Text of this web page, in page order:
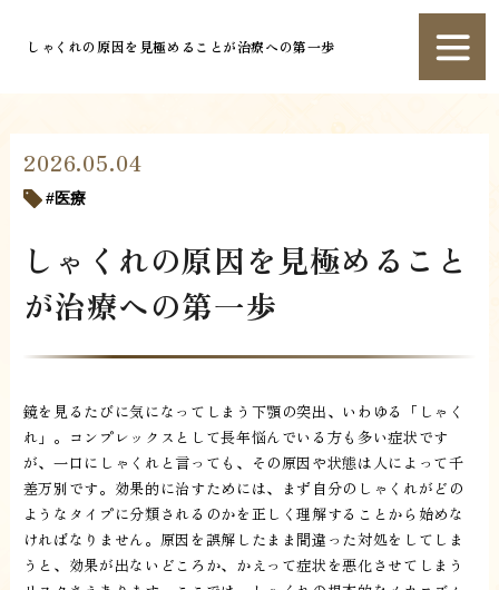
しゃくれの原因を見極めることが治療への第一歩
2026.05.04
医療
しゃくれの原因を見極めること
が治療への第一歩
鏡を見るたびに気になってしまう下顎の突出、いわゆる「しゃく
れ」。コンプレックスとして長年悩んでいる方も多い症状です
が、一口にしゃくれと言っても、その原因や状態は人によって千
差万別です。効果的に治すためには、まず自分のしゃくれがどの
ようなタイプに分類されるのかを正しく理解することから始めな
ければなりません。原因を誤解したまま間違った対処をしてしま
うと、効果が出ないどころか、かえって症状を悪化させてしまう